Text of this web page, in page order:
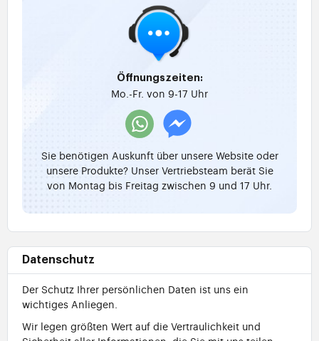
Öffnungszeiten:
Mo.-Fr. von 9-17 Uhr
Sie benötigen Auskunft über unsere Website oder
unsere Produkte? Unser Vertriebsteam berät Sie
von Montag bis Freitag zwischen 9 und 17 Uhr.
Datenschutz
Der Schutz Ihrer persönlichen Daten ist uns ein
wichtiges Anliegen.
Wir legen größten Wert auf die Vertraulichkeit und